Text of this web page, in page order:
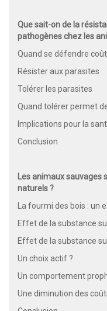
Que sait-on de la
pathogènes chez les
Quand se défendre
Résister aux parasites
Tolérer les parasites
Quand tolérer permet
Implications pour la
Conclusion
Les animaux sauvages
naturels ?
La fourmi des bois : un
Effet de la substance
Effet de la substance
Un choix actif ?
Un comportement
Une diminution des